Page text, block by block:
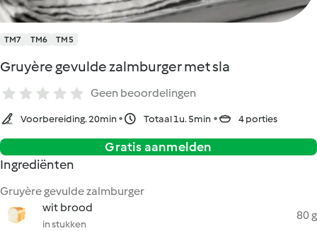
TM7 TM6 TM5
Gruyère gevulde zalmburger met sla
Geen beoordelingen
Voorbereiding. 20min Totaal 1u. 5min 4 porties
Gratis aanmelden
Ingrediënten
Gruyère gevulde zalmburger
wit brood
in stukken
80 g